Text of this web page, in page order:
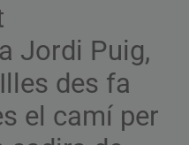
Jordi Puig,
des fa
el camí per